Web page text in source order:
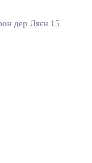
дер Ляєн 15